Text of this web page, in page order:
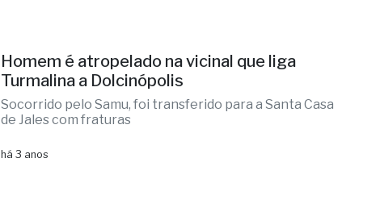
Homem é atropelado na vicinal que liga
Turmalina a Dolcinópolis
Socorrido pelo Samu, foi transferido para a Santa Casa
de Jales com fraturas
há 3 anos